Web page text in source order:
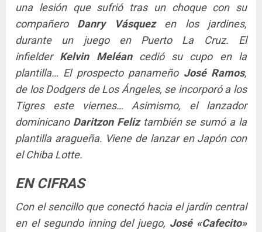
una lesión que sufrió tras un choque con su
compañero Danry Vásquezen los jardines,
durante un juego en Puerto La Cruz. El
infielder Kelvin Meléancedió su cupo en la
plantilla… El prospecto panameño José Ramos,
de los Dodgers de Los Ángeles, se incorporó a los
Tigres este viernes… Asimismo, el lanzador
dominicano Daritzon Feliztambién se sumó a la
plantilla aragueña. Viene de lanzar en Japón con
el Chiba Lotte.
EN CIFRAS
Con el sencillo que conectó hacia el jardín central
en el segundo inning del juego, José «Cafecito»